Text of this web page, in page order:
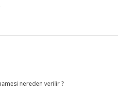
nereden verilir ?